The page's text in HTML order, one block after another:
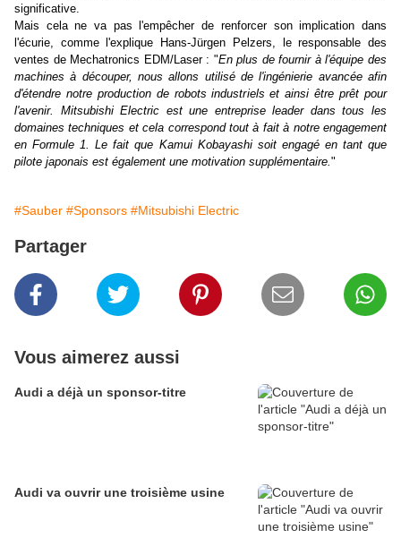
significative.
Mais cela ne va pas l'empêcher de renforcer son implication dans
l'écurie, comme l'explique Hans-Jürgen Pelzers, le responsable des
ventes de Mechatronics EDM/Laser : "En plus de fournir à l'équipe des
machines à découper, nous allons utilisé de l'ingénierie avancée afin
d'étendre notre production de robots industriels et ainsi être prêt pour
l'avenir. Mitsubishi Electric est une entreprise leader dans tous les
domaines techniques et cela correspond tout à fait à notre engagement
en Formule 1. Le fait que Kamui Kobayashi soit engagé en tant que
pilote japonais est également une motivation supplémentaire."
#Sauber #Sponsors #Mitsubishi Electric
Partager
Vous aimerez aussi
Audi a déjà un sponsor-titre
Audi va ouvrir une troisième usine